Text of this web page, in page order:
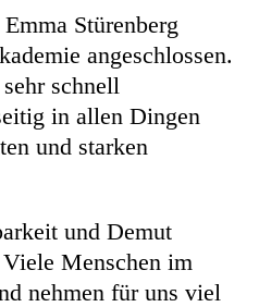
Stürenberg
angeschlossen.
schnell
in allen Dingen
und starken
und Demut
Menschen im
nehmen für uns viel